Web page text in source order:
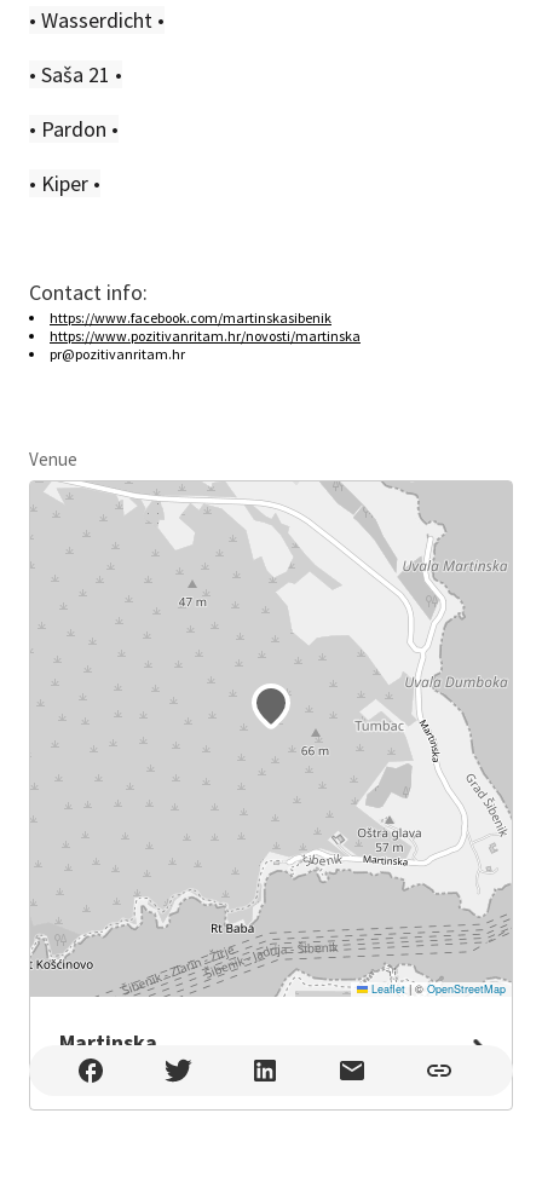
• Wasserdicht •
• Saša 21 •
• Pardon •
• Kiper •
Contact info:
https://www.facebook.com/martinskasibenik
https://www.pozitivanritam.hr/novosti/martinska
pr@pozitivanritam.hr
Venue
Leaflet |© OpenStreetMap
Martinska
Martinska , Šibenik